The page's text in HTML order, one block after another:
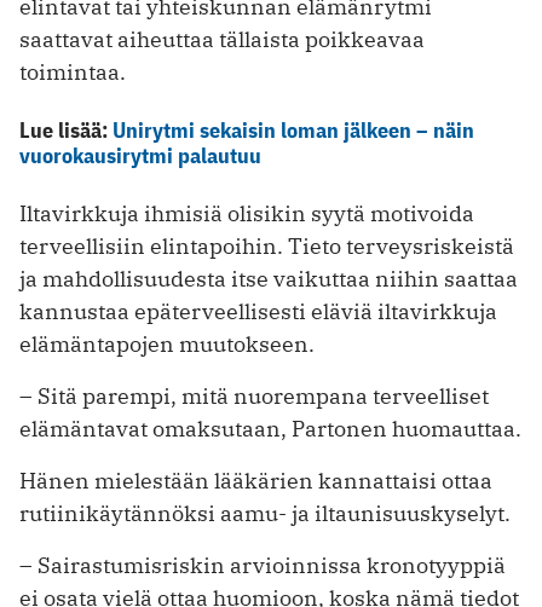
elintavat tai yhteiskunnan elämänrytmi
saattavat aiheuttaa tällaista poikkeavaa
toimintaa.
Lue lisää: Unirytmi sekaisin loman jälkeen – näin
vuorokausirytmi palautuu
Iltavirkkuja ihmisiä olisikin syytä motivoida
terveellisiin elintapoihin. Tieto terveysriskeistä
ja mahdollisuudesta itse vaikuttaa niihin saattaa
kannustaa epäterveellisesti eläviä iltavirkkuja
elämäntapojen muutokseen.
– Sitä parempi, mitä nuorempana terveelliset
elämäntavat omaksutaan, Partonen huomauttaa.
Hänen mielestään lääkärien kannattaisi ottaa
rutiinikäytännöksi aamu- ja iltaunisuuskyselyt.
– Sairastumisriskin arvioinnissa kronotyyppiä
ei osata vielä ottaa huomioon, koska nämä tiedot